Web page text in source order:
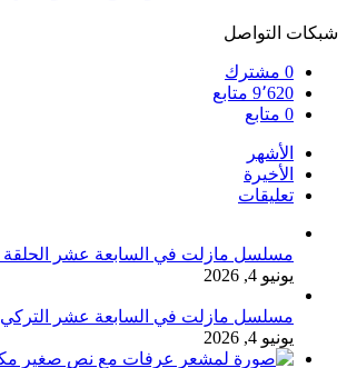
شبكات التواصل
0 مشترك
9٬620 متابع
0 متابع
الأشهر
الأخيرة
تعليقات
مسلسل مازلت في السابعة عشر الحلقة 1 الأولى
يونيو 4, 2026
مسلسل مازلت في السابعة عشر التركي
يونيو 4, 2026